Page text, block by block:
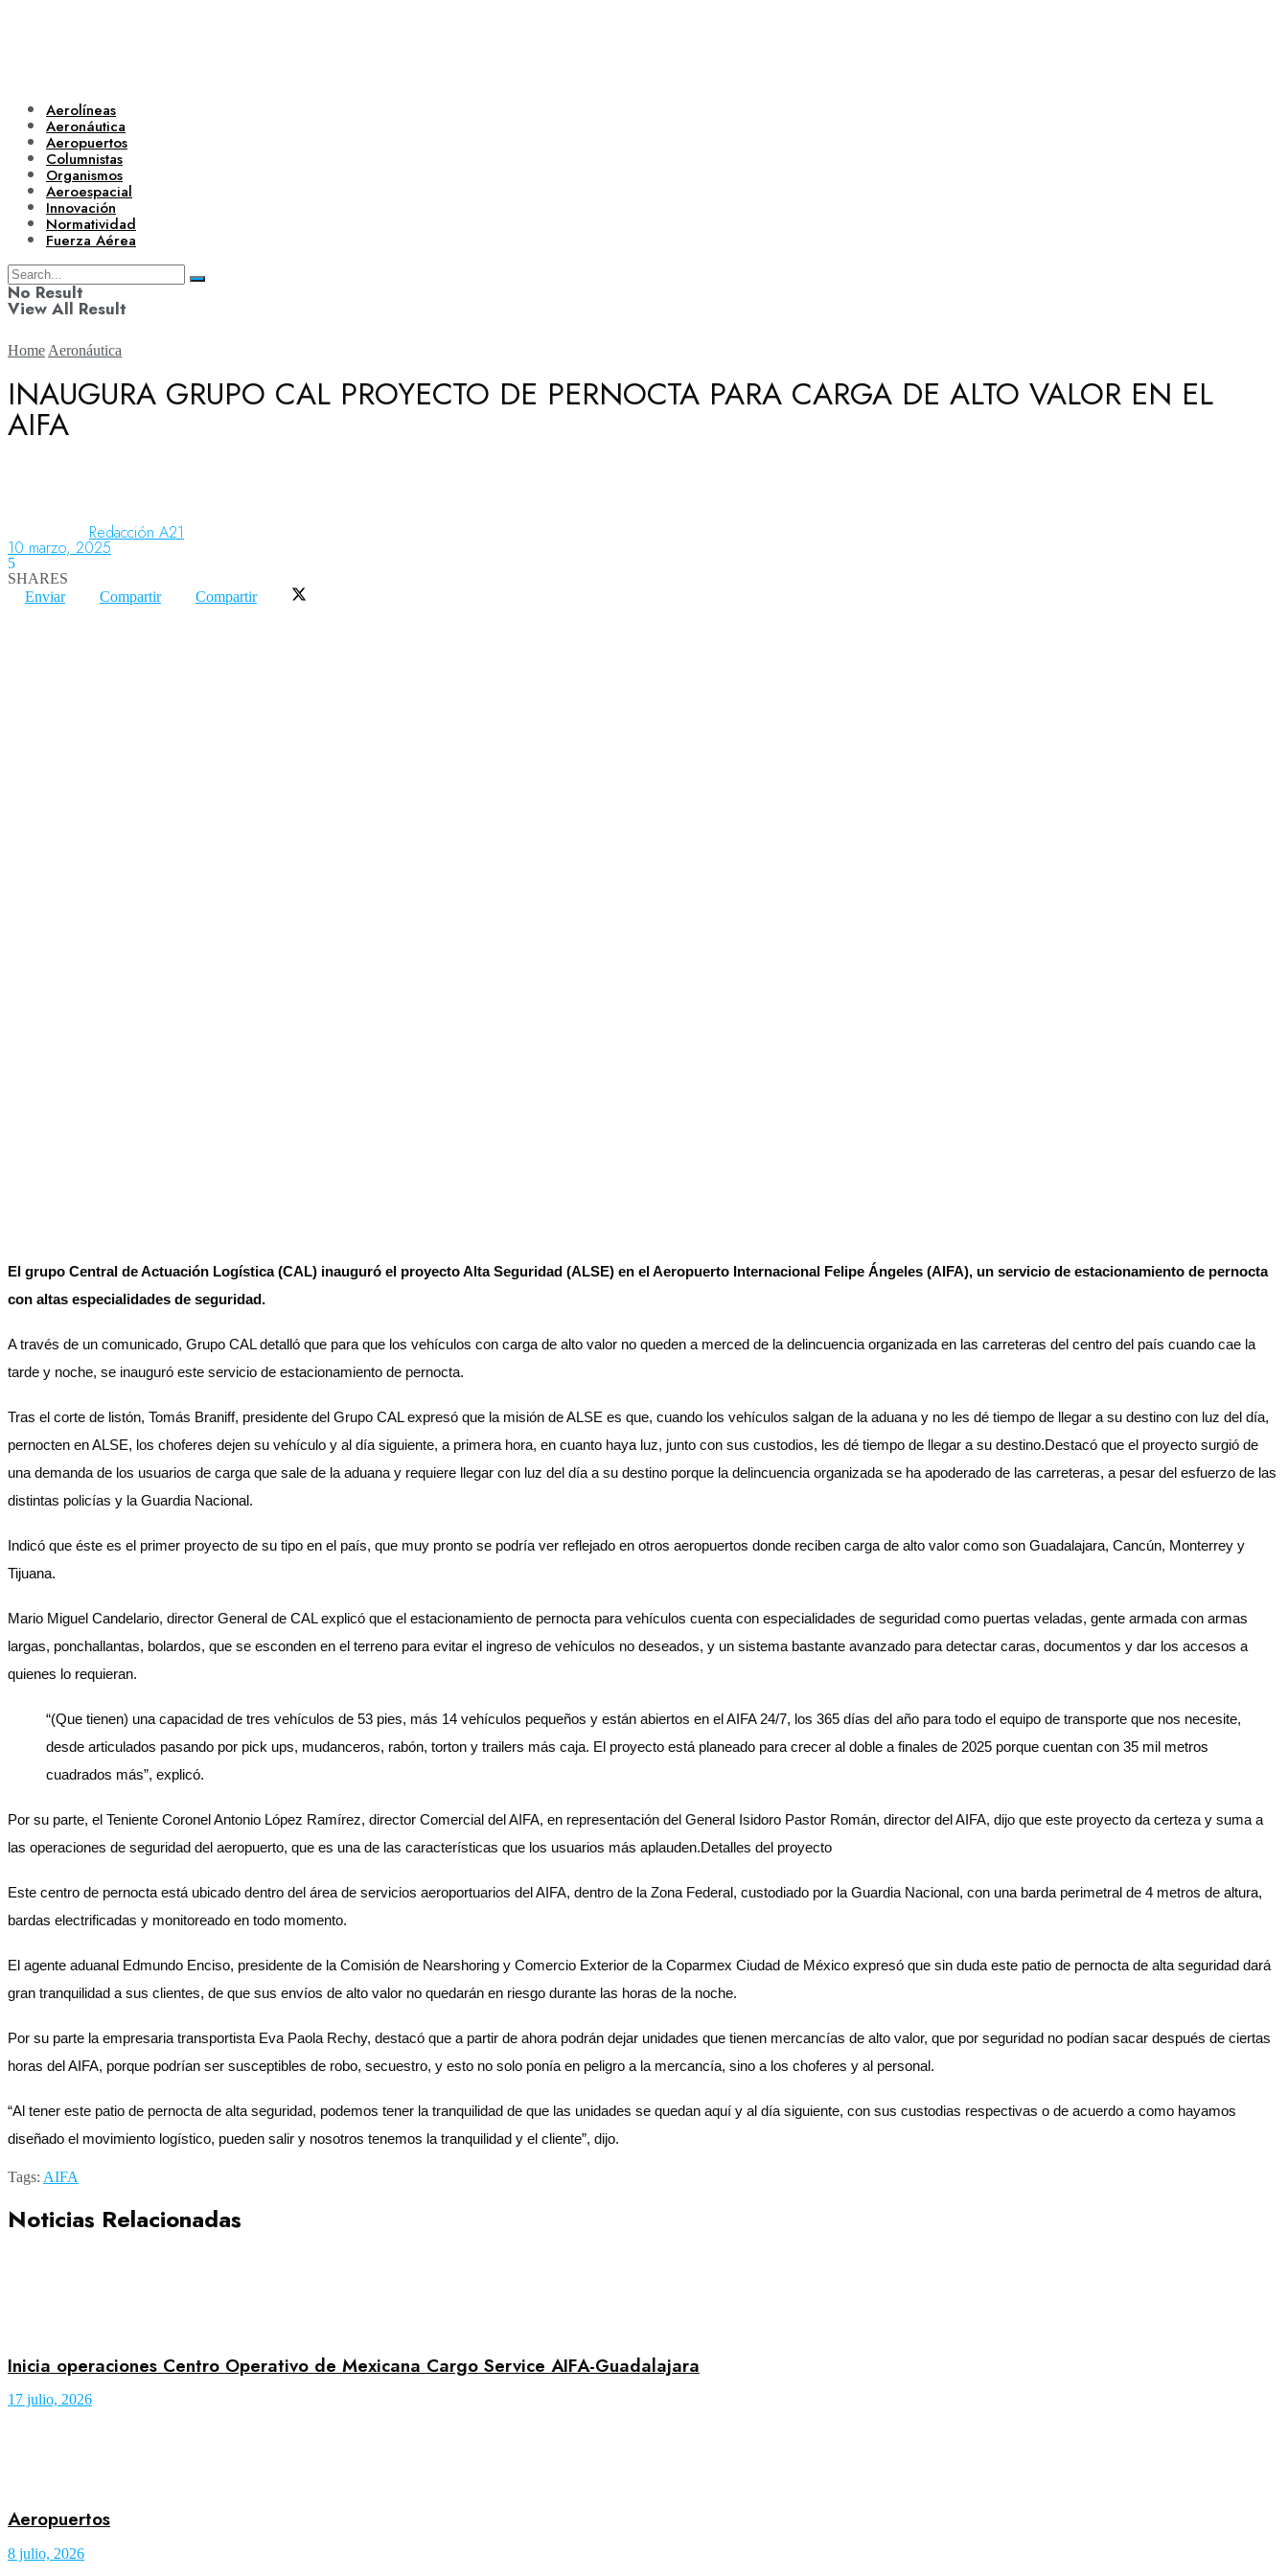
Aerolíneas
Aeronáutica
Aeropuertos
Columnistas
Organismos
Aeroespacial
Innovación
Normatividad
Fuerza Aérea
No Result
View All Result
Aerolíneas
Aeropuertos
Home Aeronáutica
INAUGURA GRUPO CAL PROYECTO DE PERNOCTA PARA CARGA DE ALTO VALOR EN EL
AIFA
Redacción A21
10 marzo, 2025
5
SHARES
Enviar
Compartir Compartir
El grupo Central de Actuación Logística (CAL) inauguró el proyecto Alta Seguridad (ALSE) en el Aeropuerto Internacional Felipe Ángeles (AIFA), un servicio de estacionamiento de pernocta
con altas especialidades de seguridad.
A través de un comunicado, Grupo CAL detalló que para que los vehículos con carga de alto valor no queden a merced de la delincuencia organizada en las carreteras del centro del país cuando cae la
tarde y noche, se inauguró este servicio de estacionamiento de pernocta.
Tras el corte de listón, Tomás Braniff, presidente del Grupo CAL expresó que la misión de ALSE es que, cuando los vehículos salgan de la aduana y no les dé tiempo de llegar a su destino con luz del día,
pernocten en ALSE, los choferes dejen su vehículo y al día siguiente, a primera hora, en cuanto haya luz, junto con sus custodios, les dé tiempo de llegar a su destino.Destacó que el proyecto surgió de
una demanda de los usuarios de carga que sale de la aduana y requiere llegar con luz del día a su destino porque la delincuencia organizada se ha apoderado de las carreteras, a pesar del esfuerzo de las
distintas policías y la Guardia Nacional.
Indicó que éste es el primer proyecto de su tipo en el país, que muy pronto se podría ver reflejado en otros aeropuertos donde reciben carga de alto valor como son Guadalajara, Cancún, Monterrey y
Tijuana.
Mario Miguel Candelario, director General de CAL explicó que el estacionamiento de pernocta para vehículos cuenta con especialidades de seguridad como puertas veladas, gente armada con armas
largas, ponchallantas, bolardos, que se esconden en el terreno para evitar el ingreso de vehículos no deseados, y un sistema bastante avanzado para detectar caras, documentos y dar los accesos a
quienes lo requieran.
“(Que tienen) una capacidad de tres vehículos de 53 pies, más 14 vehículos pequeños y están abiertos en el AIFA 24/7, los 365 días del año para todo el equipo de transporte que nos necesite,
desde articulados pasando por pick ups, mudanceros, rabón, torton y trailers más caja. El proyecto está planeado para crecer al doble a finales de 2025 porque cuentan con 35 mil metros
cuadrados más”, explicó.
Por su parte, el Teniente Coronel Antonio López Ramírez, director Comercial del AIFA, en representación del General Isidoro Pastor Román, director del AIFA, dijo que este proyecto da certeza y suma a
las operaciones de seguridad del aeropuerto, que es una de las características que los usuarios más aplauden.Detalles del proyecto
Este centro de pernocta está ubicado dentro del área de servicios aeroportuarios del AIFA, dentro de la Zona Federal, custodiado por la Guardia Nacional, con una barda perimetral de 4 metros de altura,
bardas electrificadas y monitoreado en todo momento.
El agente aduanal Edmundo Enciso, presidente de la Comisión de Nearshoring y Comercio Exterior de la Coparmex Ciudad de México expresó que sin duda este patio de pernocta de alta seguridad dará
gran tranquilidad a sus clientes, de que sus envíos de alto valor no quedarán en riesgo durante las horas de la noche.
Por su parte la empresaria transportista Eva Paola Rechy, destacó que a partir de ahora podrán dejar unidades que tienen mercancías de alto valor, que por seguridad no podían sacar después de ciertas
horas del AIFA, porque podrían ser susceptibles de robo, secuestro, y esto no solo ponía en peligro a la mercancía, sino a los choferes y al personal.
“Al tener este patio de pernocta de alta seguridad, podemos tener la tranquilidad de que las unidades se quedan aquí y al día siguiente, con sus custodias respectivas o de acuerdo a como hayamos
diseñado el movimiento logístico, pueden salir y nosotros tenemos la tranquilidad y el cliente”, dijo.
Tags: AIFA
Noticias Relacionadas
Inicia operaciones Centro Operativo de Mexicana Cargo Service AIFA-Guadalajara
17 julio, 2026
Aeropuertos
8 julio, 2026